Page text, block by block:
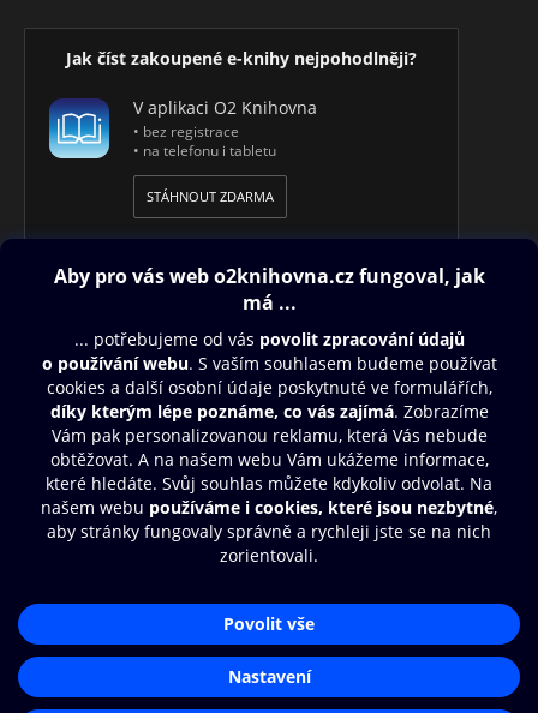
Jak číst zakoupené e-knihy nejpohodlněji?
V aplikaci O2 Knihovna
• bez registrace
• na telefonu i tabletu
STÁHNOUT ZDARMA
Obsah ke stažení
Moje O2 Knihovna
Další zábava
© O2 Czech Republic a.s.
Přístupnost
Zásady zpracování osobních údajůAplikace O2 Knihovna
Čti a poslouchej své e-knihy a
audioknihy rychleji a pohodlněji.